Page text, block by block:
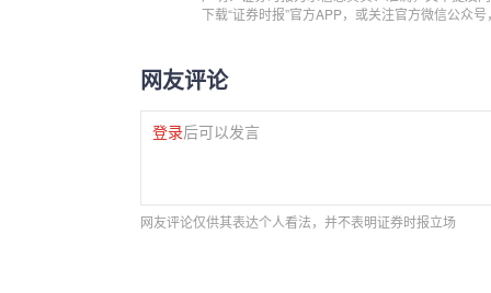
下载“证券时报”官方APP，或关注官方微信公众
网友评论
登录后可以发言
网友评论仅供其表达个人看法，并不表明证券时报立场